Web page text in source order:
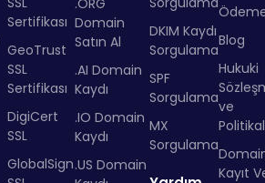
Sertifikası
GeoTrust
SSL
Sertifikası
DigiCert
SSL
GlobalSign
.ORG
Domain
Satın Al
.AI Domain
Kaydı
.IO Domain
Kaydı
.US Domain
DKIM Kaydı
Sorgulama
SPF
Sorgulama
MX
Sorgulama
Blog
Hukuki
ve
Kayıt